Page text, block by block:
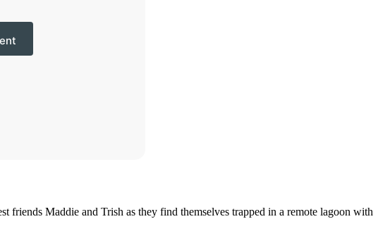
Maddie and Trish as they find themselves trapped in a remote lagoon with